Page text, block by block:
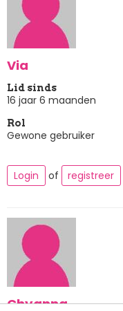
Via
Lid sinds
16 jaar 6 maanden
Rol
Gewone gebruiker
Login of registreer
Chyanna